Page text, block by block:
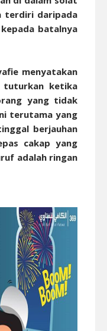
terdiri daripada
batalnya
menyatakan
tuturkan ketika
yang tidak
terutama yang
berjauhan
cakap yang
adalah ringan